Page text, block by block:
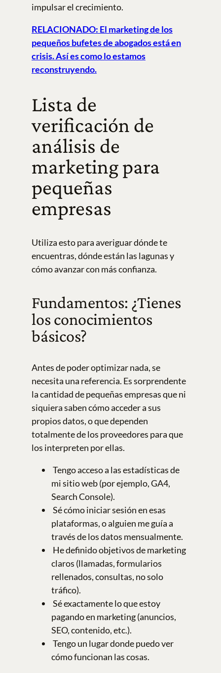
impulsar el crecimiento.
RELACIONADO: El marketing de los
pequeños bufetes de abogados está en
crisis. Así es como lo estamos
reconstruyendo.
Lista de
verificación de
análisis de
marketing para
pequeñas
empresas
Utiliza esto para averiguar dónde te
encuentras, dónde están las lagunas y
cómo avanzar con más confianza.
Fundamentos: ¿Tienes
los conocimientos
básicos?
Antes de poder optimizar nada, se
necesita una referencia. Es sorprendente
la cantidad de pequeñas empresas que ni
siquiera saben cómo acceder a sus
propios datos, o que dependen
totalmente de los proveedores para que
los interpreten por ellas.
Tengo acceso a las estadísticas de
mi sitio web (por ejemplo, GA4,
Search Console).
Sé cómo iniciar sesión en esas
plataformas, o alguien me guía a
través de los datos mensualmente.
He definido objetivos de marketing
claros (llamadas, formularios
rellenados, consultas, no solo
tráfico).
Sé exactamente lo que estoy
pagando en marketing (anuncios,
SEO, contenido, etc.).
Tengo un lugar donde puedo ver
cómo funcionan las cosas.